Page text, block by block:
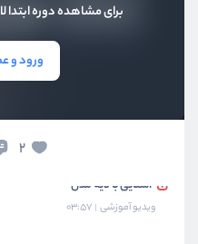
برای مشاهده دوره ابتدا
ورود و
2
پیاده‌سازی لایه view
پیاده‌سازی لایه model
آشنایی با لایه مدل
ویدیو آموزشی 03:57